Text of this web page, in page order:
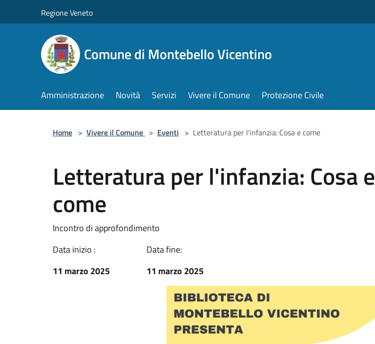
Regione Veneto
Comune di Montebello Vicentino
Amministrazione Novità Servizi Vivere il Comune Protezione Civile
Home > Vivere il Comune > Eventi > Letteratura per l'infanzia: Cosa e come
Letteratura per l'infanzia: Cosa e
come
Incontro di approfondimento
Data inizio :
11 marzo 2025
Data fine:
11 marzo 2025